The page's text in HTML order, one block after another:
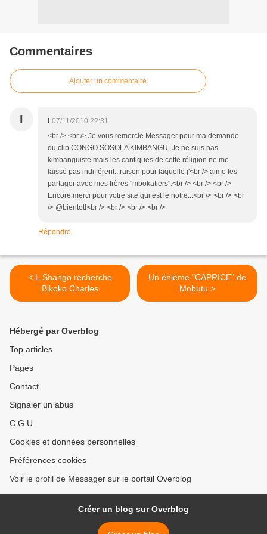
Commentaires
Ajouter un commentaire
I i 07/11/2010 22:31
<br /> <br /> Je vous remercie Messager pour ma demande
du clip CONGO SOSOLA KIMBANGU. Je ne suis pas
kimbanguiste mais les cantiques de cette réligion ne me
laisse pas indifférent...raison pour laquelle j'<br /> aime les
partager avec mes frères "mbokatiers".<br /> <br /> <br />
Encore merci pour votre site qui est le notre...<br /> <br /> <br
/> @bientot!<br /> <br /> <br /> <br />
Répondre
< L.Shango recherche
Bikoko Charles
Un énième "CAPRICE" de
Mobutu >
Hébergé par Overblog
Top articles
Pages
Contact
Signaler un abus
C.G.U.
Cookies et données personnelles
Préférences cookies
Voir le profil de Messager sur le portail Overblog
Créer un blog sur Overblog